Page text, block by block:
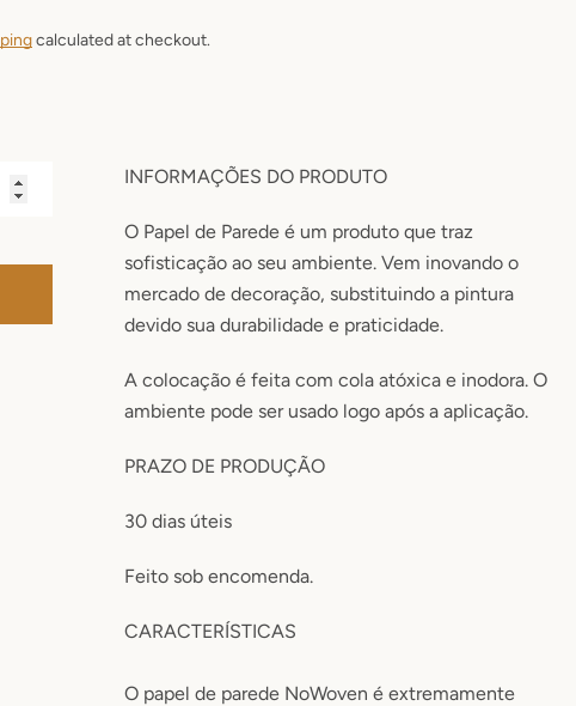
calculated at checkout.
INFORMAÇÕES DO PRODUTO
O Papel de Parede é um produto que traz
sofisticação ao seu ambiente. Vem inovando o
mercado de decoração, substituindo a pintura
devido sua durabilidade e praticidade.
A colocação é feita com cola atóxica e inodora. O
ambiente pode ser usado logo após a aplicação.
PRAZO DE PRODUÇÃO
30dias úteis
Feito sob encomenda.
CARACTERÍSTICAS
O papel de parede NoWoven é extremamente